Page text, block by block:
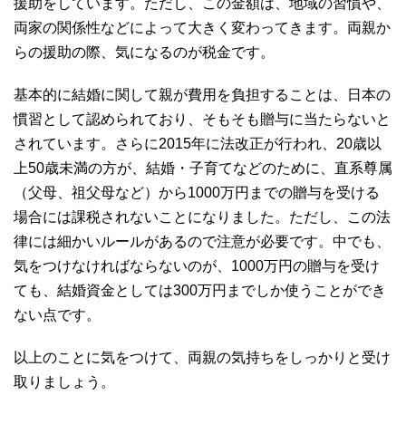
援助をしています。ただし、この金額は、地域の習慣や、
両家の関係性などによって大きく変わってきます。両親か
らの援助の際、気になるのが税金です。
基本的に結婚に関して親が費用を負担することは、日本の
慣習として認められており、そもそも贈与に当たらないと
されています。さらに2015年に法改正が行われ、20歳以
上50歳未満の方が、結婚・子育てなどのために、直系尊属
（父母、祖父母など）から1000万円までの贈与を受ける
場合には課税されないことになりました。ただし、この法
律には細かいルールがあるので注意が必要です。中でも、
気をつけなければならないのが、1000万円の贈与を受け
ても、結婚資金としては300万円までしか使うことができ
ない点です。
以上のことに気をつけて、両親の気持ちをしっかりと受け
取りましょう。